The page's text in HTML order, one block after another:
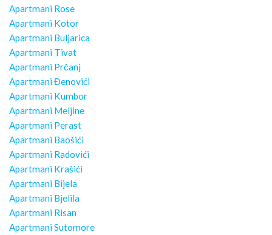
Apartmani Rose
Apartmani Kotor
Apartmani Buljarica
Apartmani Tivat
Apartmani Prčanj
Apartmani Đenovići
Apartmani Kumbor
Apartmani Meljine
Apartmani Perast
Apartmani Baošići
Apartmani Radovići
Apartmani Krašići
Apartmani Bijela
Apartmani Bjelila
Apartmani Risan
Apartmani Sutomore